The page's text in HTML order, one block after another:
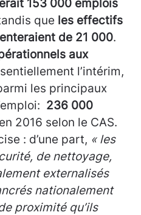
153 000 emplois
que les effectifs
de 21 000.
aux
l’intérim,
les principaux
236 000
en 2016 selon le CAS.
: d’une part, « les
de nettoyage,
externalisés
nationalement
proximité qu’ils